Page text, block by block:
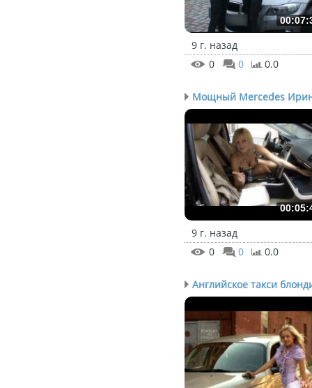
9 г. назад
0
0 0.0
9 г. назад
0
0 0.0
Английское такси